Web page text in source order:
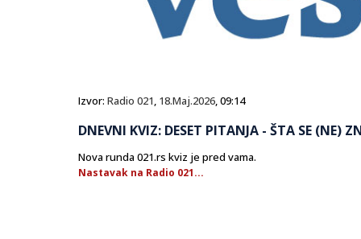
Izvor: Radio 021, 18.Maj.2026, 09:14
DNEVNI KVIZ: DESET PITANJA - ŠTA SE (NE)
Nova runda 021.rs kviz je pred vama.
Nastavak na Radio 021...